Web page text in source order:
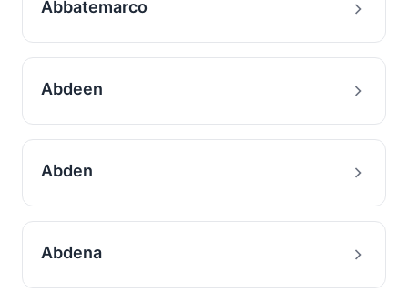
Abbatemarco
Abdeen
Abden
Abdena